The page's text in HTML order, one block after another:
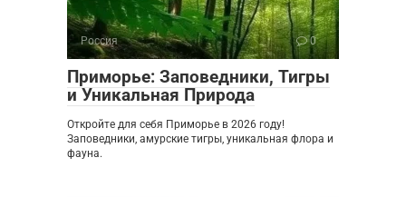
Россия 0
Приморье: Заповедники, Тигры
и Уникальная Природа
Откройте для себя Приморье в 2026 году!
Заповедники, амурские тигры, уникальная флора и
фауна.